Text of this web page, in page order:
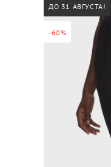
-60%
ДО 31 АВГУСТА!